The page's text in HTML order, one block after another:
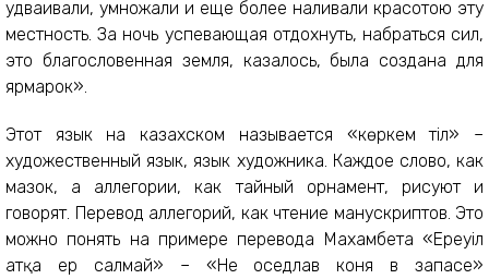
удваивали, умножали и еще более наливали красотою эту
местность. За ночь успевающая отдохнуть, набраться сил,
это благословенная земля, казалось, была создана для
ярмарок».
Этот язык на казахском называется «көркем тіл» –
художественный язык, язык художника. Каждое слово, как
мазок, а аллегории, как тайный орнамент, рисуют и
говорят. Перевод аллегорий, как чтение манускриптов. Это
можно понять на примере перевода Махамбета «Ереуіл
атқа ер салмай» – «Не оседлав коня в запасе»